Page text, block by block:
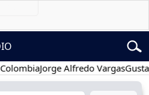
Jorge Alfredo VargasGustavo